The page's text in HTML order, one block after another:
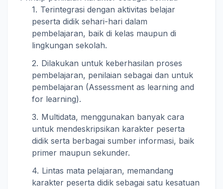
Terintegrasi dengan aktivitas belajar
peserta didik sehari-hari dalam
pembelajaran, baik di kelas maupun di
lingkungan sekolah.
Dilakukan untuk keberhasilan proses
pembelajaran, penilaian sebagai dan untuk
pembelajaran (Assessment as learning and
for learning).
Multidata, menggunakan banyak cara
untuk mendeskripsikan karakter peserta
didik serta berbagai sumber informasi, baik
primer maupun sekunder.
Lintas mata pelajaran, memandang
karakter peserta didik sebagai satu kesatuan